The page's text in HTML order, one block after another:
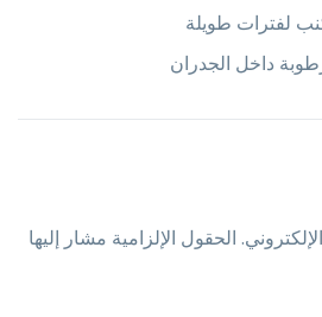
لفترات طويلة
داخل الجدران
الحقول الإلزامية مشار إليها